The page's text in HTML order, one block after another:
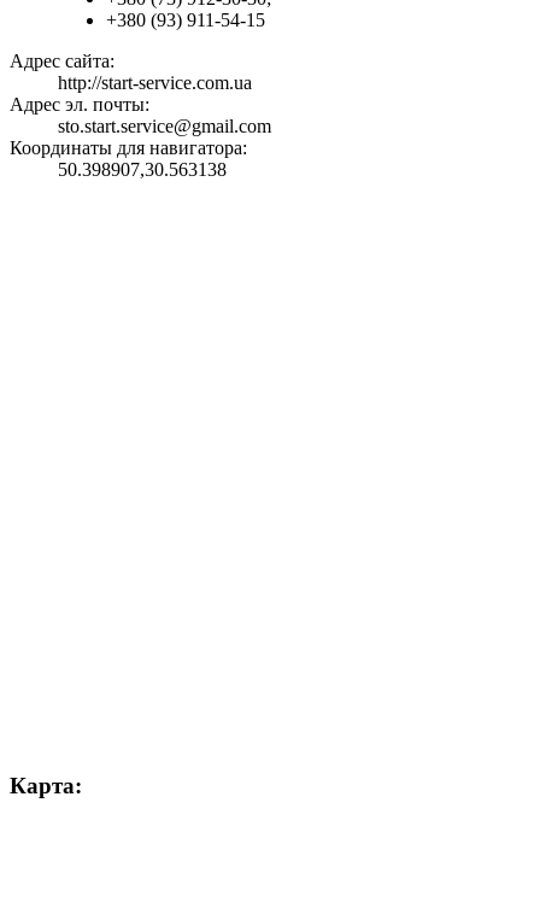
+380 (93) 911-54-15
Адрес сайта:
http://start-service.com.ua
Адрес эл. почты:
sto.start.service@gmail.com
Координаты для навигатора:
50.398907,30.563138
Карта: